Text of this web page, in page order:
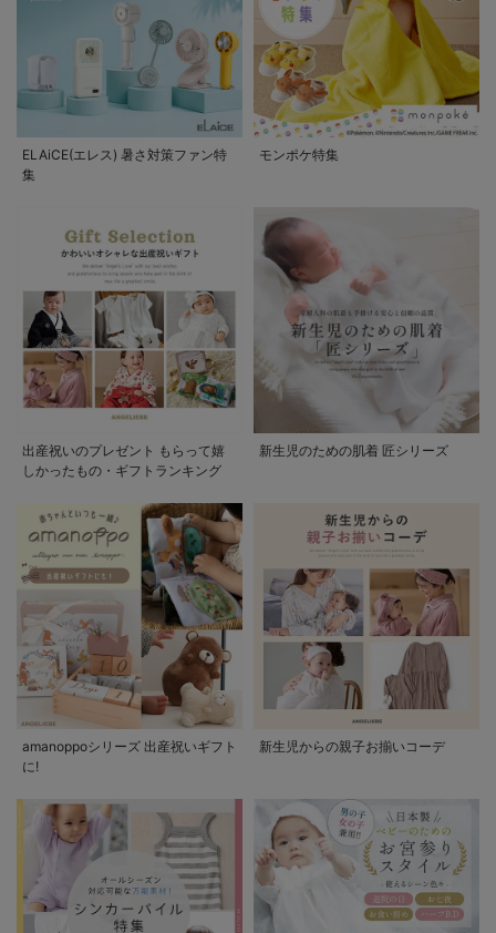
ELAiCE(エレス) 暑さ対策ファン特
集
モンポケ特集
出産祝いのプレゼント もらって嬉
しかったもの・ギフトランキング
新生児のための肌着 匠シリーズ
amanoppoシリーズ 出産祝いギフト
に!
新生児からの親子お揃いコーデ